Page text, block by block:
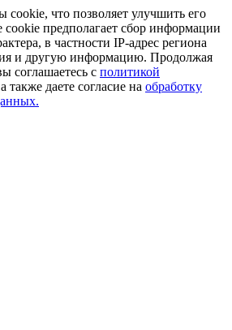
cookie, что позволяет улучшить его
cookie предполагает сбор информации
в частности IP-адрес региона
и другую информацию. Продолжая
соглашаетесь с политикой
также даете согласие на обработку